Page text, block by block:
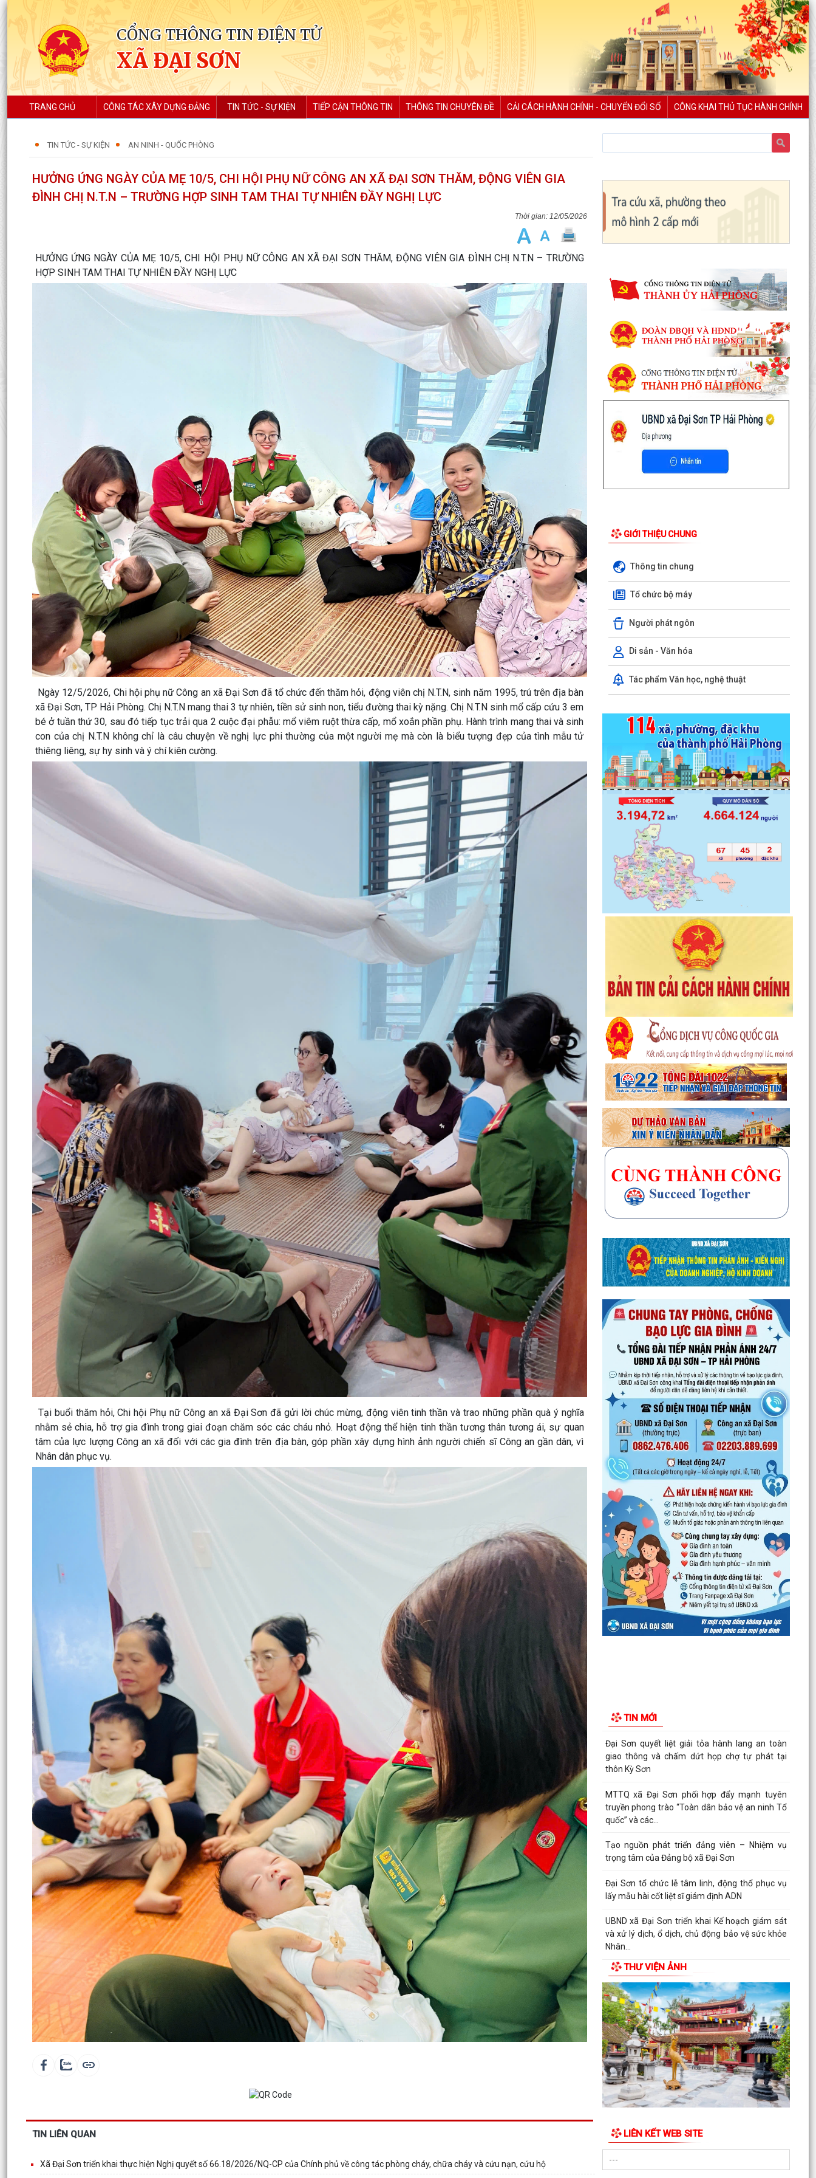
CỔNG THÔNG TIN ĐIỆN TỬ
XÃ ĐẠI SƠN
TRANG CHỦ CÔNG TÁC XÂY DỰNG ĐẢNG TIN TỨC - SỰ KIỆN TIẾP CẬN THÔNG TIN THÔNG TIN CHUYÊN ĐỀ CẢI CÁCH HÀNH CHÍNH - CHUYỂN ĐỔI SỐ CÔNG KHAI THỦ TỤC HÀNH CHÍNH
TIN TỨC - SỰ KIỆN AN NINH - QUỐC PHÒNG
HƯỞNG ỨNG NGÀY CỦA MẸ 10/5, CHI HỘI PHỤ NỮ CÔNG AN XÃ ĐẠI SƠN THĂM, ĐỘNG VIÊN GIA
ĐÌNH CHỊ N.T.N – TRƯỜNG HỢP SINH TAM THAI TỰ NHIÊN ĐẦY NGHỊ LỰC
12/05/2026
HƯỞNG ỨNG NGÀY CỦA MẸ 10/5, CHI HỘI PHỤ NỮ CÔNG AN XÃ ĐẠI SƠN THĂM, ĐỘNG VIÊN GIA ĐÌNH CHỊ N.T.N – TRƯỜNG
HỢP SINH TAM THAI TỰ NHIÊN ĐẦY NGHỊ LỰC
Ngày 12/5/2026, Chi hội phụ nữ Công an xã Đại Sơn đã tổ chức đến thăm hỏi, động viên chị N.T.N, sinh năm 1995, trú trên địa bàn
xã Đại Sơn, TP Hải Phòng. Chị N.T.N mang thai 3 tự nhiên, tiền sử sinh non, tiểu đường thai kỳ nặng. Chị N.T.N sinh mổ cấp cứu 3 em
bé ở tuần thứ 30, sau đó tiếp tục trải qua 2 cuộc đại phẫu: mổ viêm ruột thừa cấp, mổ xoắn phần phụ. Hành trình mang thai và sinh
con của chị N.T.N không chỉ là câu chuyện về nghị lực phi thường của một người mẹ mà còn là biểu tượng đẹp của tình mẫu tử
thiêng liêng, sự hy sinh và ý chí kiên cường.
Tại buổi thăm hỏi, Chi hội Phụ nữ Công an xã Đại Sơn đã gửi lời chúc mừng, động viên tinh thần và trao những phần quà ý nghĩa
nhằm sẻ chia, hỗ trợ gia đình trong giai đoạn chăm sóc các cháu nhỏ. Hoạt động thể hiện tinh thần tương thân tương ái, sự quan
tâm của lực lượng Công an xã đối với các gia đình trên địa bàn, góp phần xây dựng hình ảnh người chiến sĩ Công an gần dân, vì
Nhân dân phục vụ.
TIN LIÊN QUAN
Xã Đại Sơn triển khai thực hiện Nghị quyết số 66.18/2026/NQ-CP của Chính phủ về công tác phòng cháy, chữa cháy và cứu nạn, cứu hộ
GIỚI THIỆU CHUNG
Thông tin chung
Tổ chức bộ máy
Người phát ngôn
Di sản - Văn hóa
Tác phẩm Văn học, nghệ thuật
TIN MỚI
Xã Đại Sơn triển khai thực hiện Nghị quyết số
66.18/2026/NQ-CP của Chính phủ về công tác
phòng...
UBND xã Đại Sơn triển khai công tác tuyên
truyền lần 01 tháng 8 năm 2026
Đình chỉ lưu hành, thu hồi và tiêu hủy mỹ phẩm
vi phạm
Đại Sơn hoàn thành công tác tuyển sinh đầu
cấp năm học 2026–2027 (đợt 1)
UBND xã Đại Sơn quán triệt, triển khai Quy chế
nội bộ về phát ngôn và cung cấp thông tin cho
báo chí
XÃ ĐẠI SƠN TRIỂN KHAI CHIẾN DỊCH 90 NGÀY
LÀM SẠCH, LÀM GIÀU, CHUẨN HÓA DỮ LIỆU Y
TẾ – NGƯỜI DÂN CẦN...
Đại Sơn tổ chức lấy mẫu hài cốt liệt sĩ chưa xác
định danh tính để giám định ADN
QUYẾT ĐỊNH Về việc ban hành Quy chế nội bộ về
phát ngôn và cung cấp thông tin cho báo chí
của Ủy...
Sơn
Đại Sơn quyết liệt giải tỏa hành lang an toàn
giao thông và chấm dứt họp chợ tự phát tại
thôn Kỳ Sơn
MTTQ xã Đại Sơn phối hợp đẩy mạnh tuyên
truyền phong trào “Toàn dân bảo vệ an ninh Tổ
quốc” và các...
Tạo nguồn phát triển đảng viên – Nhiệm vụ
trọng tâm của Đảng bộ xã Đại Sơn
Đại Sơn tổ chức lễ tâm linh, động thổ phục vụ
lấy mẫu hài cốt liệt sĩ giám định ADN
UBND xã Đại Sơn triển khai Kế hoạch giám sát
và xử lý dịch, ổ dịch, chủ động bảo vệ sức khỏe
Nhân...
UBND xã Đại Sơn triển khai kế hoạch bảo đảm
an toàn thực phẩm, phòng chống ngộ độc thực
phẩm trong...
Tăng cường công tác truyền thông phòng,
chống bệnh dại năm 2026
THÔNG BÁO Về việc tuyển chọn thực tập sinh
nữ đi thực tập kỹ thuật tại Nhật Bản đợt II năm
2026
Tuyên truyền Kế hoạch, Thể lệ cuộc thi “Sáng
tác ca khúc và biểu trưng (Logo) về phường
THƯ VIỆN ẢNH
LIÊN KẾT WEB SITE